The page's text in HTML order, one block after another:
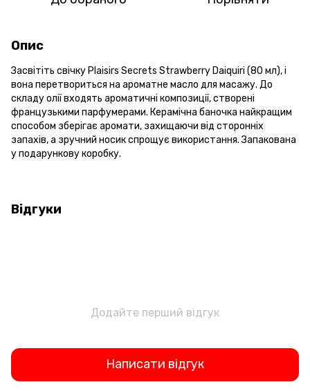
Опис
Засвітіть свічку Plaisirs Secrets Strawberry Daiquiri (80 мл), і
вона перетвориться на ароматне масло для масажу. До
складу олії входять ароматичні композиції, створені
французькими парфумерами. Керамічна баночка найкращим
способом зберігає аромати, захищаючи від сторонніх
запахів, а зручний носик спрощує використання. Запакована
у подарункову коробку.
Відгуки
Додайте перший відгук
Написати відгук